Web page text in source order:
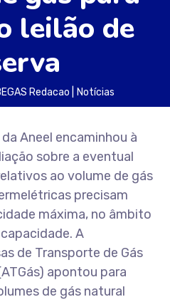
leilão de
Redacao Notícias
Aneel encaminhou à
sobre a eventual
ao volume de gás
precisam
máxima, no âmbito
A
de Transporte de Gás
apontou para
de gás natural